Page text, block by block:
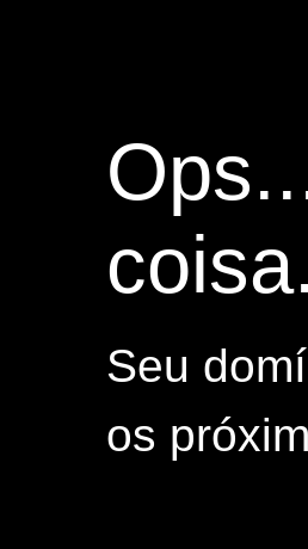
Seu
os